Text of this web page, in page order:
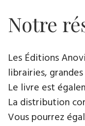
Notre
Les Éditions
librairies,
Le livre est
La distribution
Vous pourrez